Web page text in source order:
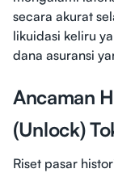
secara akurat
likuidasi keliru
dana asuransi
Ancaman
(Unlock)
Riset pasar